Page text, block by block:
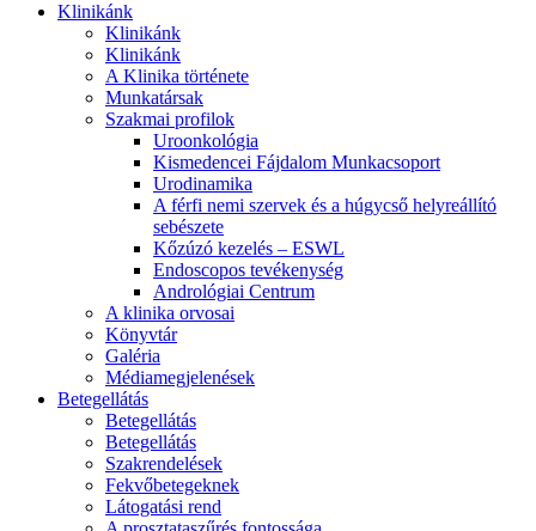
Klinikánk
Klinikánk
Klinikánk
A Klinika története
Munkatársak
Szakmai profilok
Uroonkológia
Kismedencei Fájdalom Munkacsoport
Urodinamika
A férfi nemi szervek és a húgycső helyreállító
sebészete
Kőzúzó kezelés – ESWL
Endoscopos tevékenység
Andrológiai Centrum
A klinika orvosai
Könyvtár
Galéria
Médiamegjelenések
Betegellátás
Betegellátás
Betegellátás
Szakrendelések
Fekvőbetegeknek
Látogatási rend